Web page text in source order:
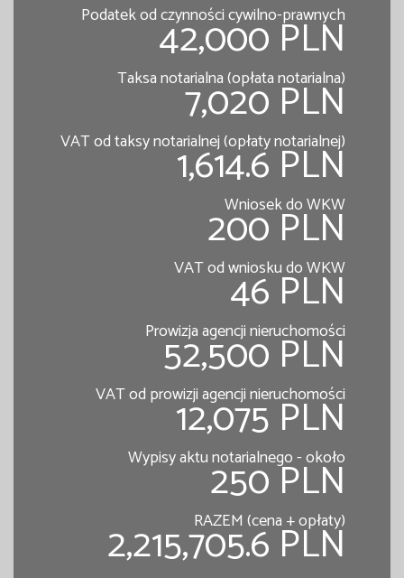
Podatek od czynności cywilno-prawnych
42,000 PLN
Taksa notarialna (opłata notarialna)
7,020 PLN
VAT od taksy notarialnej (opłaty notarialnej)
1,614.6 PLN
Wniosek do WKW
200 PLN
VAT od wniosku do WKW
46 PLN
Prowizja agencji nieruchomości
52,500 PLN
VAT od prowizji agencji nieruchomości
12,075 PLN
Wypisy aktu notarialnego - około
250 PLN
RAZEM (cena + opłaty)
2,215,705.6 PLN